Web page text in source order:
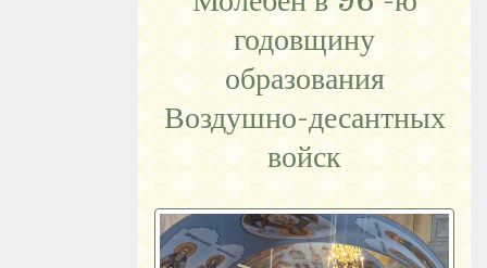
годовщину
образования
Воздушно-десантных
войск